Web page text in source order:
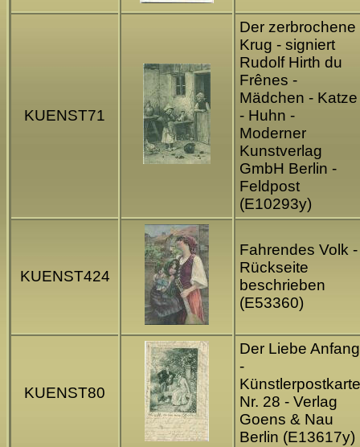
KUENST71
Der zerbrochene
Krug - signiert
Rudolf Hirth du
Frênes -
Mädchen - Katze
- Huhn -
Moderner
Kunstverlag
GmbH Berlin -
Feldpost
(E10293y)
KUENST424
Fahrendes Volk -
Rückseite
beschrieben
(E53360)
KUENST80
Der Liebe Anfang
-
Künstlerpostkarte
Nr. 28 - Verlag
Goens & Nau
Berlin (E13617y)